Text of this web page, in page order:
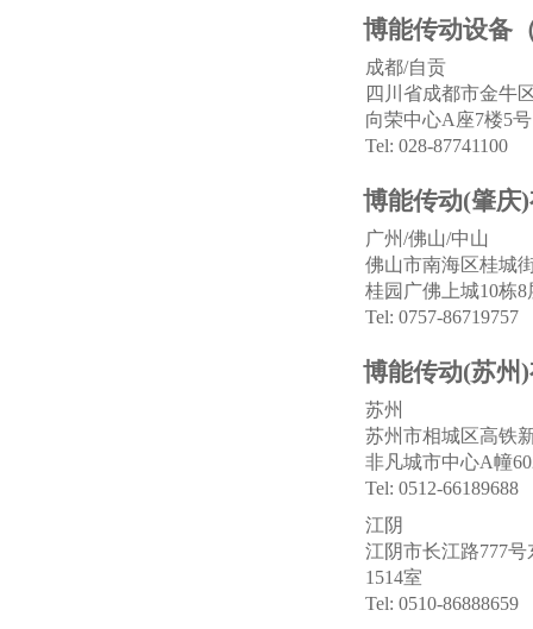
博能传动设备
成都/自贡
四川省成都市金牛
向荣中心A座7楼5号
Tel: 028-87741100
博能传动(肇庆
广州/佛山/中山
佛山市南海区桂城
桂园广佛上城10栋8
Tel: 0757-86719757
博能传动(苏州
苏州
苏州市相城区高铁
非凡城市中心A幢
Tel: 0512-66189688
江阴
江阴市长江路777
1514室
Tel: 0510-86888659